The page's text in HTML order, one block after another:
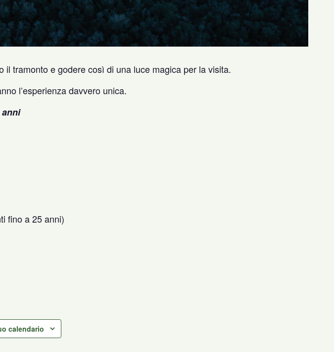
il tramonto e godere così di una luce magica per la visita.
l’esperienza davvero unica.
fino a 25 anni)
calendario